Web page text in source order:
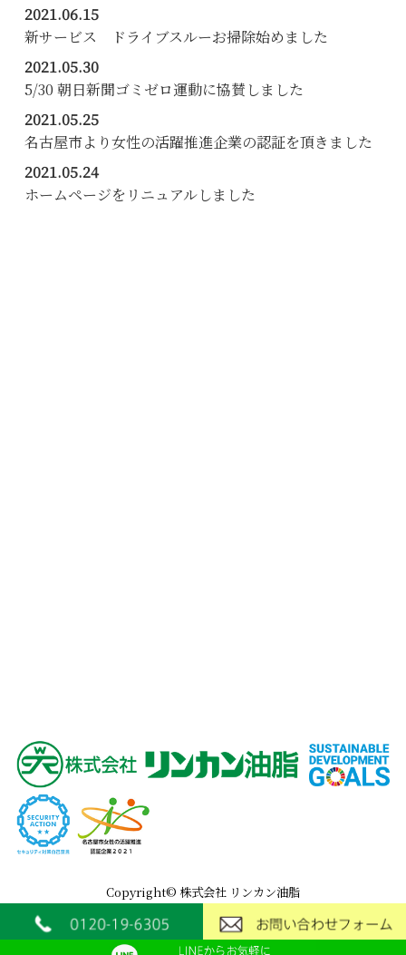
2021.06.15
新サービス ドライブスルーお掃除始めました
2021.05.30
5/30 朝日新聞ゴミゼロ運動に協賛しました
2021.05.25
名古屋市より女性の活躍推進企業の認証を頂きました
2021.05.24
ホームページをリニュアルしました
Copyright© 株式会社 リンカン油脂